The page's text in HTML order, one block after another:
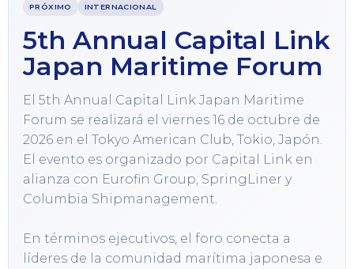
PRÓXIMO INTERNACIONAL
5th Annual Capital Link
Japan Maritime Forum
El 5th Annual Capital Link Japan Maritime
Forum se realizará el viernes 16 de octubre de
2026 en el Tokyo American Club, Tokio, Japón.
El evento es organizado por Capital Link en
alianza con Eurofin Group, SpringLiner y
Columbia Shipmanagement.
En términos ejecutivos, el foro conecta a
líderes de la comunidad marítima japonesa e